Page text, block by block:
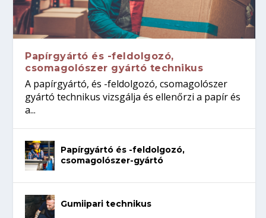
Papírgyártó és -feldolgozó,
csomagolószer gyártó technikus
A papírgyártó, és -feldolgozó, csomagolószer
gyártó technikus vizsgálja és ellenőrzi a papír és
a...
Papírgyártó és -feldolgozó,
csomagolószer-gyártó
Gumiipari technikus